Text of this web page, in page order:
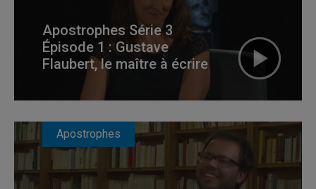
Apostrophes Série 3
Épisode 1 : Gustave
Flaubert, le maître à écrire
Apostrophes